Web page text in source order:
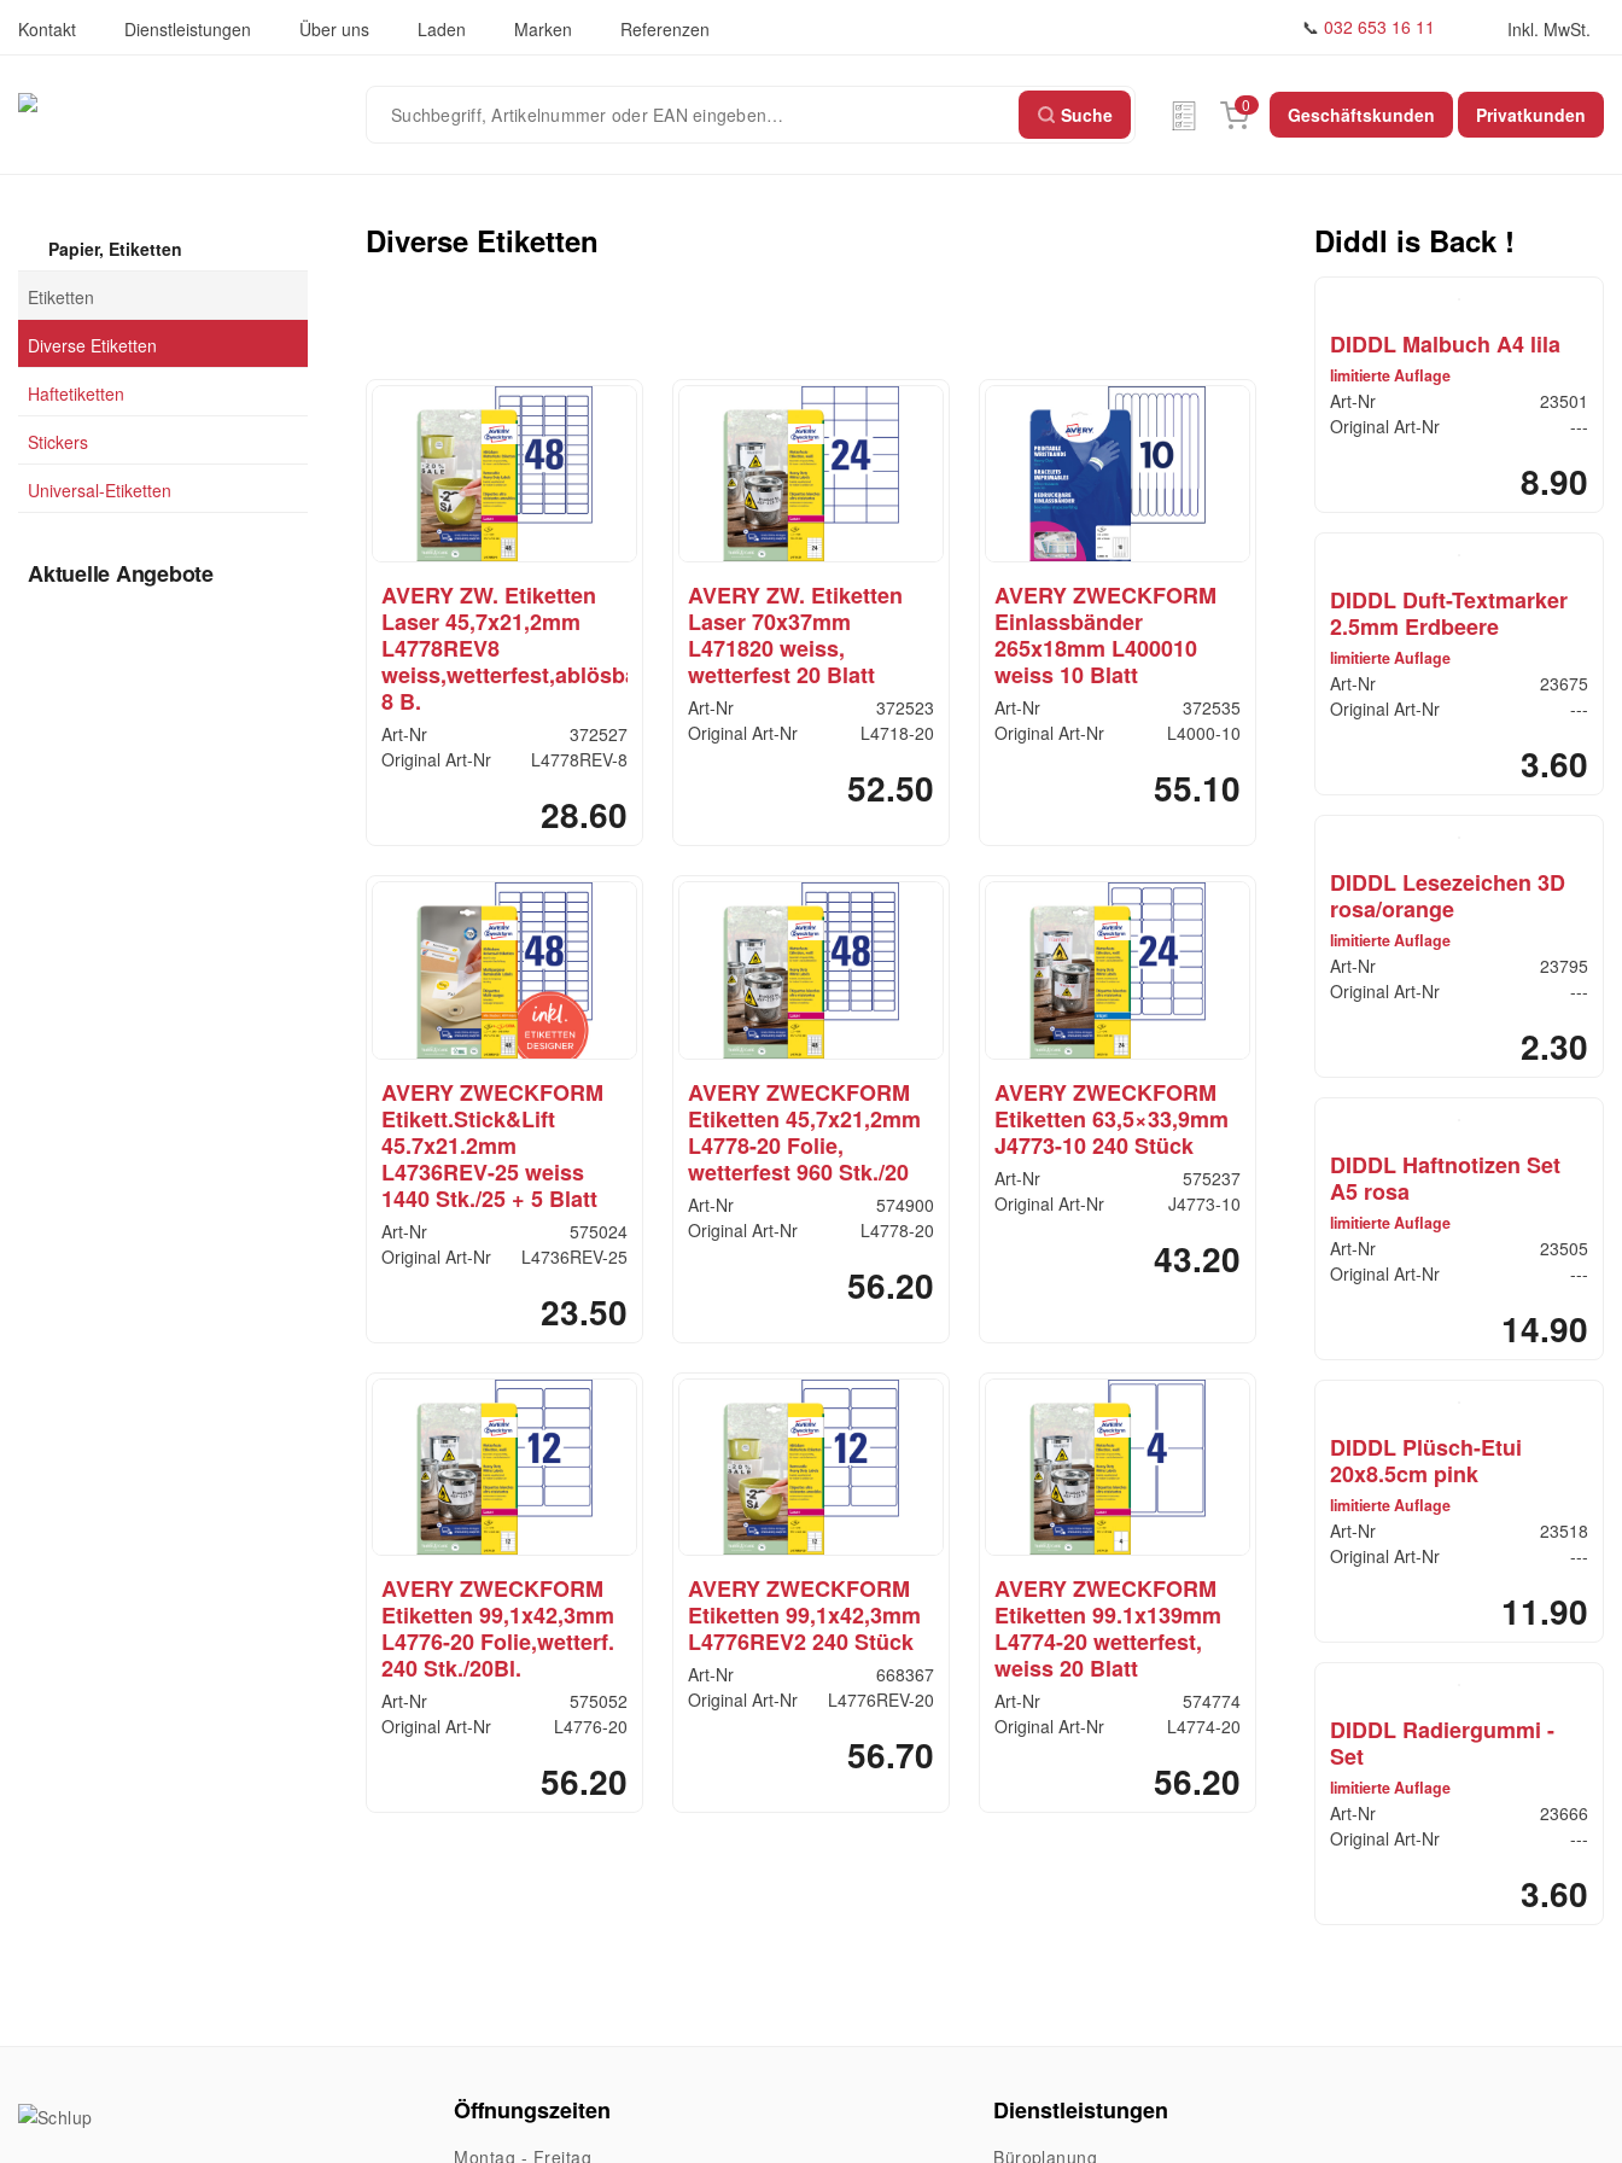
Kontakt Dienstleistungen Über uns Laden Marken Referenzen 📞 032 653 16 11 Inkl. MwSt.
Suchbegriff,
eingeben…
Suche 0 Geschäftskunden Privatkunden
Papier, Etiketten
Etiketten
Diverse Etiketten
Haftetiketten
Stickers
Universal-Etiketten
Aktuelle Angebote
Diverse Etiketten
AVERY ZW. Etiketten
Laser 45,7x21,2mm
L4778REV8
weiss,wetterfest,ablösbar
8 B.
Art-Nr
372527
Original Art-Nr
L4778REV-8
28.60
AVERY ZW. Etiketten
Laser 70x37mm
L471820 weiss,
wetterfest 20 Blatt
Art-Nr
372523
Original Art-Nr
L4718-20
52.50
AVERY ZWECKFORM
Einlassbänder
265x18mm L400010
weiss 10 Blatt
Art-Nr
372535
Original Art-Nr
L4000-10
55.10
AVERY ZWECKFORM
Etikett.Stick&Lift
45.7x21.2mm
L4736REV-25 weiss
1440 Stk./25 + 5 Blatt
Art-Nr
575024
Original Art-Nr
L4736REV-25
23.50
AVERY ZWECKFORM
Etiketten 45,7x21,2mm
L4778-20 Folie,
wetterfest 960 Stk./20
Art-Nr
574900
Original Art-Nr
L4778-20
56.20
AVERY ZWECKFORM
Etiketten 63,5×33,9mm
J4773-10 240 Stück
Art-Nr
575237
Original Art-Nr
J4773-10
43.20
AVERY ZWECKFORM
Etiketten 99,1x42,3mm
L4776-20 Folie,wetterf.
240 Stk./20Bl.
Art-Nr
575052
Original Art-Nr
L4776-20
56.20
AVERY ZWECKFORM
Etiketten 99,1x42,3mm
L4776REV2 240 Stück
Art-Nr
668367
Original Art-Nr
L4776REV-20
56.70
AVERY ZWECKFORM
Etiketten 99.1x139mm
L4774-20 wetterfest,
weiss 20 Blatt
Art-Nr
574774
Original Art-Nr
L4774-20
56.20
Diddl is Back !
DIDDL Malbuch A4 lila
limitierte Auflage
Art-Nr
23501
Original Art-Nr
---
8.90
DIDDL Duft-Textmarker
2.5mm Erdbeere
limitierte Auflage
Art-Nr
23675
Original Art-Nr
---
3.60
DIDDL Lesezeichen 3D
rosa/orange
limitierte Auflage
Art-Nr
23795
Original Art-Nr
---
2.30
DIDDL Haftnotizen Set
A5 rosa
limitierte Auflage
Art-Nr
23505
Original Art-Nr
---
14.90
DIDDL Plüsch-Etui
20x8.5cm pink
limitierte Auflage
Art-Nr
23518
Original Art-Nr
---
11.90
DIDDL Radiergummi -
Set
limitierte Auflage
Art-Nr
23666
Original Art-Nr
---
3.60
Öffnungszeiten
Montag - Freitag
Dienstleistungen
Büroplanung